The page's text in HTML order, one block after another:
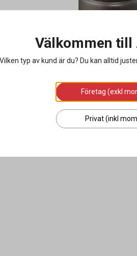
Välkommen till
Vilken typ av kund är du? Du kan alltid
Företag (exkl
Privat (inkl